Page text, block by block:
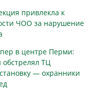
привлекла к
ЧОО за нарушение
в центре Перми:
ТЦ
— охранники